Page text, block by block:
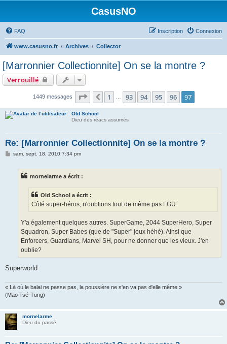
CasusNO
FAQ Connexion
Inscription
www.casusno.fr Archives Collector
[Marronnier Collectionnite] On se la montre ?
Verrouillé
1449 messages Page 97 sur 97
Précédent
1 93 94 95 96 97
Old School
Dieu des réacs assumés
Re: [Marronnier Collectionnite] On se la montre ?
Msam. sept. 18, 2010 7:34 pm
mornelarme a écrit :
Old School a écrit :
Côté super-héros, n'oublions tout de même pas FGU:
Y'a également quelques autres. SuperGame, 2044 SuperHero, Super
Squadron, Super Babes (que de "Super" jeux héhé). Ainsi que
Enforcers, Guardians, Marvel SH, pour ne donner que les vieux. J'en
oublie?
Superworld
« Là où le balai ne passe pas, la poussière ne s'en va pas d'elle même »
(Mao Tsé-Tung)
mornelarme
Dieu du passé